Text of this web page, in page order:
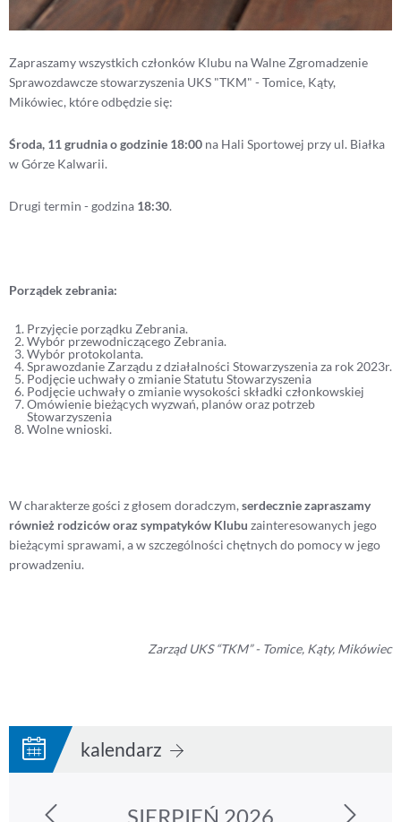
Zapraszamy wszystkich członków Klubu na Walne Zgromadzenie
Sprawozdawcze stowarzyszenia UKS "TKM" - Tomice, Kąty,
Mikówiec, które odbędzie się:
Środa, 11 grudnia o godzinie 18:00 na Hali Sportowej przy ul. Białka
w Górze Kalwarii.
Drugi termin - godzina 18:30.
Porządek zebrania:
Przyjęcie porządku Zebrania.
Wybór przewodniczącego Zebrania.
Wybór protokolanta.
Sprawozdanie Zarządu z działalności Stowarzyszenia za rok 2023r.
Podjęcie uchwały o zmianie Statutu Stowarzyszenia
Podjęcie uchwały o zmianie wysokości składki członkowskiej
Omówienie bieżących wyzwań, planów oraz potrzeb
Stowarzyszenia
Wolne wnioski.
W charakterze gości z głosem doradczym, serdecznie zapraszamy
również rodziców oraz sympatyków Klubu zainteresowanych jego
bieżącymi sprawami, a w szczególności chętnych do pomocy w jego
prowadzeniu.
Zarząd UKS “TKM” - Tomice, Kąty, Mikówiec
kalendarz